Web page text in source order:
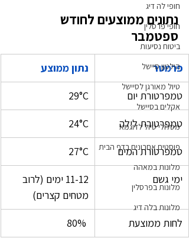
חופי לה דיג
חופי פרסלין
ביטוח נסיעות
הילטון סיישל
טיול מאורגן לסיישל
אקלים בסיישל
מסלולי טיול לדוגמא
פוסטים אחרונים בדף הבית
מלונות במאהה
מלונות בפרסלין
מלונות בלה דיג
נתונים ממוצעים לחודש
ספטמבר
פרמטר נתון ממוצע
טמפרטורת יום 29°C
טמפרטורת לילה 24°C
טמפרטורת המים 27°C
ימי גשם
11-12 ימים (לרוב
מטחים קצרים)
לחות ממוצעת 80%